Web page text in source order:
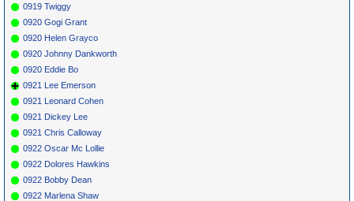
0919 Twiggy
0920 Gogi Grant
0920 Helen Grayco
0920 Johnny Dankworth
0920 Eddie Bo
0921 Lee Emerson
0921 Leonard Cohen
0921 Dickey Lee
0921 Chris Calloway
0922 Oscar Mc Lollie
0922 Dolores Hawkins
0922 Bobby Dean
0922 Marlena Shaw